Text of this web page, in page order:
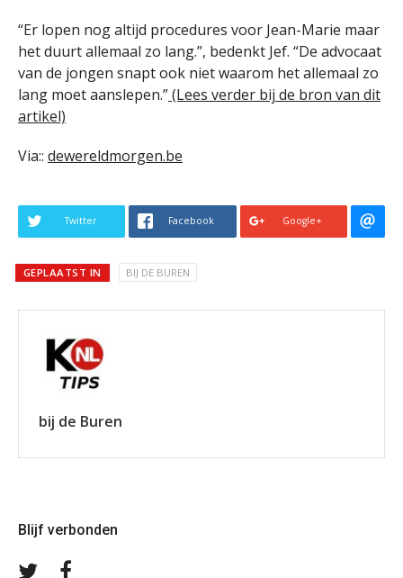
“Er lopen nog altijd procedures voor Jean-Marie maar
het duurt allemaal zo lang.”, bedenkt Jef. “De advocaat
van de jongen snapt ook niet waarom het allemaal zo
lang moet aanslepen.”(Lees verder bij de bron van dit
artikel)
Via:: dewereldmorgen.be
Twitter Facebook Google+
GEPLAATST IN BIJ DE BUREN
bij de Buren
Blijf verbonden
Volg